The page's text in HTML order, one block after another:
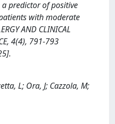
predictor of positive
with moderate
AND CLINICAL
4(4), 791-793
L; Ora, J; Cazzola, M;